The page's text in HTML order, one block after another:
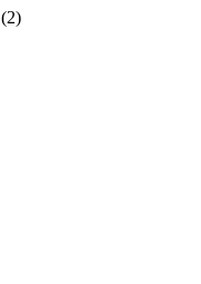
(2)